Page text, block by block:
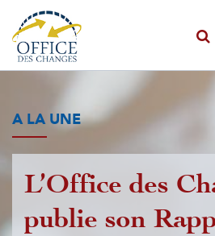
A LA UNE
L’Office des
publie son